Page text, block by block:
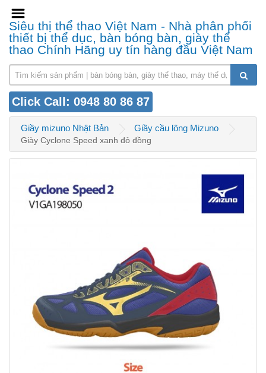
Siêu thị thể thao Việt Nam - Nhà phân phối
thiết bị thể dục, bàn bóng bàn, giày thể
thao Chính Hãng uy tín hàng đầu Việt Nam
Click Call: 0948 80 86 87
Giầy mizuno Nhật Bản Giầy cầu lông Mizuno
Giày Cyclone Speed xanh đỏ đồng